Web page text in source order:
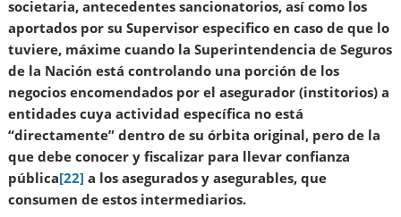
societaria, antecedentes sancionatorios, así como los
aportados por su Supervisor especifico en caso de que lo
tuviere, máxime cuando la Superintendencia de Seguros
de la Nación está controlando una porción de los
negocios encomendados por el asegurador (institorios) a
entidades cuya actividad específica no está
“directamente” dentro de su órbita original, pero de la
que debe conocer y fiscalizar para llevar confianza
pública[22] a los asegurados y asegurables, que
consumen de estos intermediarios.